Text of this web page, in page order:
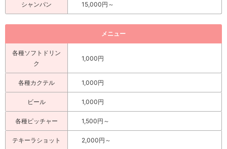
シャンパン 15,000円～
メニュー
各種ソフトドリン
ク
1,000円
各種カクテル 1,000円
ビール 1,000円
各種ピッチャー 1,500円～
テキーラショット 2,000円～